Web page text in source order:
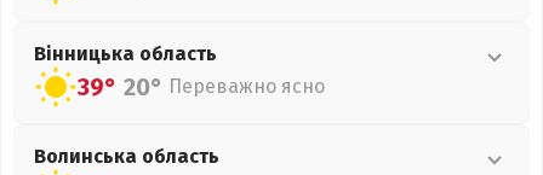
Вінницька область
39° 20° Переважно ясно
Волинська область